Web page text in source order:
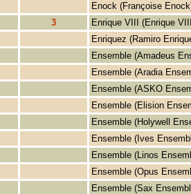
Enock (Françoise
3
Enrique VIII (Enrique
Enriquez (Ramiro
Ensemble (Amadeus
Ensemble (Aradia
Ensemble (ASKO
Ensemble (Elision
Ensemble (Holywell
Ensemble (Ives
Ensemble (Linos
Ensemble (Opus
Ensemble (Sax